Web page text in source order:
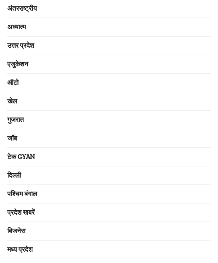
अंतरराष्ट्रीय
अध्यात्म
उत्तर प्रदेश
एजुकेशन
ऑटो
खेल
गुजरात
जॉब
टेक GYAN
दिल्ली
पश्चिम बंगाल
प्रदेश खबरें
बिजनेस
मध्य प्रदेश